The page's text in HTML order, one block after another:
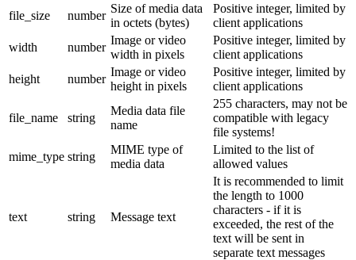
file_size
number
Size of media data
in octets (bytes)
Positive integer, limited by
client applications
width
number
Image or video
width in pixels
Positive integer, limited by
client applications
height
number
Image or video
height in pixels
Positive integer, limited by
client applications
file_name string
Media data file
name
255 characters, may not be
compatible with legacy
file systems!
mime_type string
MIME type of
media data
Limited to the list of
allowed values
text string Message text
It is recommended to limit
the length to 1000
characters - if it is
exceeded, the rest of the
text will be sent in
separate text messages